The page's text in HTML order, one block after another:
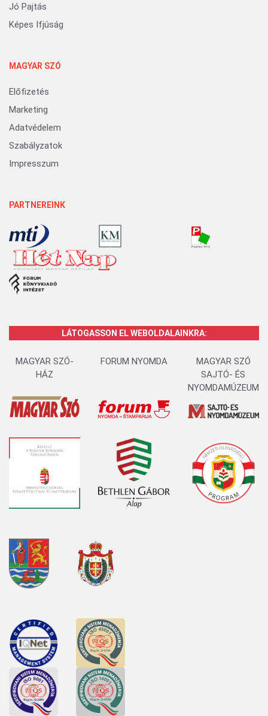
Jó Pajtás
Képes Ifjúság
MAGYAR SZÓ
Előfizetés
Marketing
Adatvédelem
Szabályzatok
Impresszum
PARTNEREINK
LÁTOGASSON EL WEBOLDALAINKRA:
MAGYAR SZÓ-
HÁZ
FORUM NYOMDA
MAGYAR SZÓ
SAJTÓ- ÉS
NYOMDAMÚZEUM